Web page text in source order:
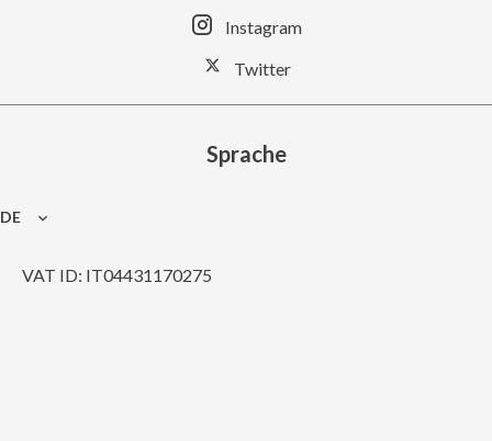
Instagram
Twitter
Sprache
DE
VAT ID: IT04431170275